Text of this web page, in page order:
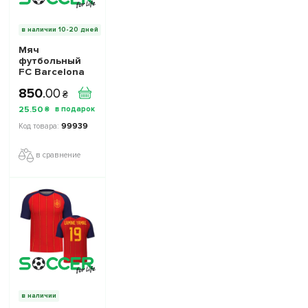
в наличии 10-20 дней
Мяч
футбольный
FC Barcelona
размер 5
850.00 ₴
25.50 ₴
99939
в сравнение
в наличии